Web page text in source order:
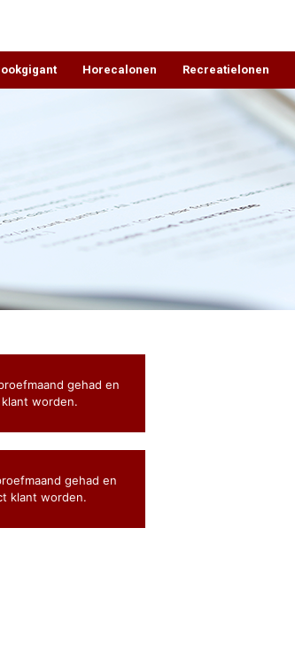
Horecalonen Recreatielonen
gehad en
worden.
gehad en
klant worden.